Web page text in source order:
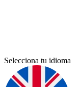
Selecciona tu idioma